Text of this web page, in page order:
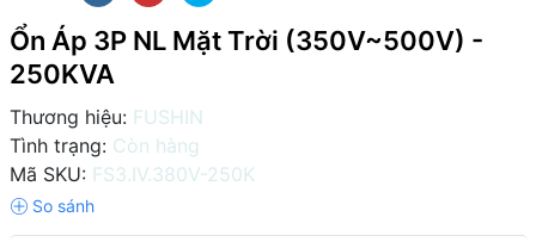
Ổn Áp 3P NL Mặt Trời (350V~500V) -
250KVA
Thương hiệu: FUSHIN
Tình trạng: Còn hàng
Mã SKU: FS3.IV.380V-250K